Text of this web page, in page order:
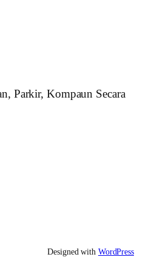
Parkir, Kompaun Secara
Designed with WordPress